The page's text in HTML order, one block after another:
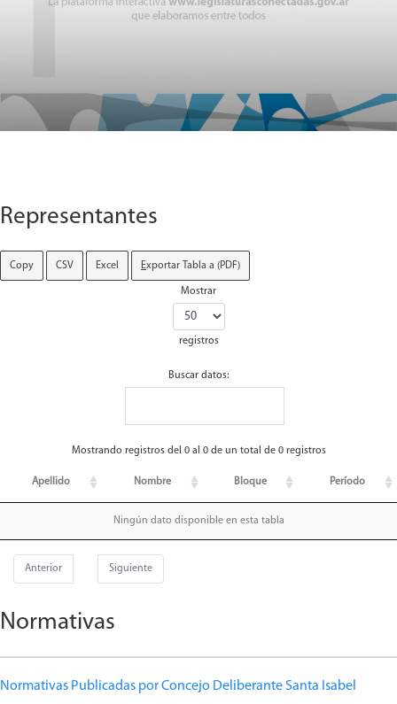
Representantes
Copy CSV Excel Exportar Tabla a (PDF)
Mostrar
registros
Buscar datos:
Mostrando registros del 0 al 0 de un total de 0 registros
Apellido Nombre Bloque Período
Ningún dato disponible en esta tabla
Anterior Siguiente
Normativas
Normativas Publicadas por Concejo Deliberante Santa Isabel